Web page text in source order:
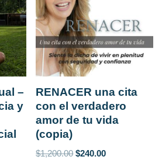
–
y
RENACER una cita
con el verdadero
amor de tu vida
(copia)
$1,200.00 $240.00